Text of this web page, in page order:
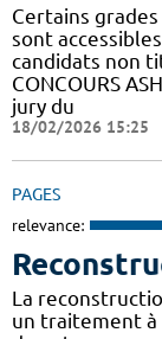
Certains
sont
candidats non
CONCOURS
jury du
18/02/2026 15:25
PAGES
relevance:
La
un traitement à